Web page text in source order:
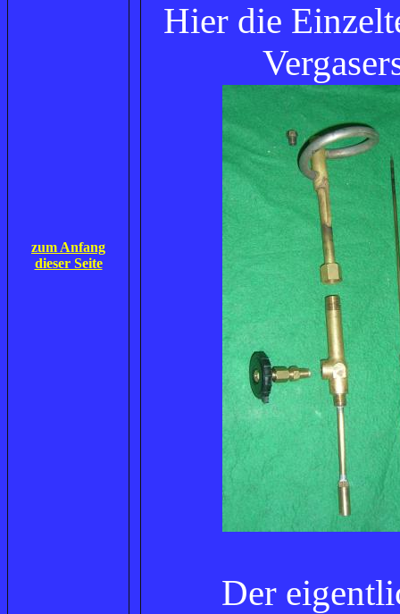
zum Anfang
dieser Seite
Hier die
Der